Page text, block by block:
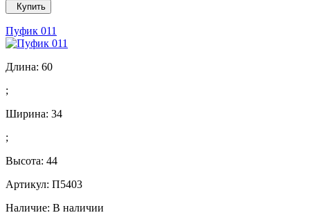
Купить
Пуфик 011
Длина: 60
;
Ширина: 34
;
Высота: 44
Артикул: П5403
Наличие: В наличии